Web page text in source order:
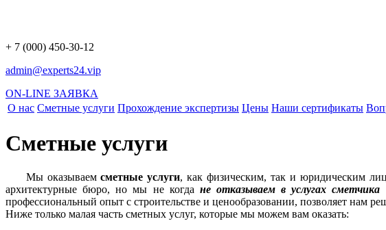
+ 7 (000) 450-30-12
admin@experts24.vip
ON-LINE ЗАЯВКА
О нас Сметные услуги Прохождение экспертизы Цены Наши сертификаты
Сметные услуги
Мы оказываемсметные услуги, как физическим, так и юридическим
архитектурные бюро, но мы не когда не отказываем в услугах
профессиональный опыт с строительстве и ценообразовании, позволяет нам
Ниже только малая часть сметных услуг, которые мы можем вам оказать: